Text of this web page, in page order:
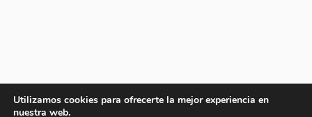
Utilizamos cookies para ofrecerte la mejor experiencia en
nuestra web.